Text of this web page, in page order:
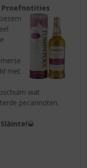
Proefnotities
met
wat
pecannoten.
Slàinte!🥃